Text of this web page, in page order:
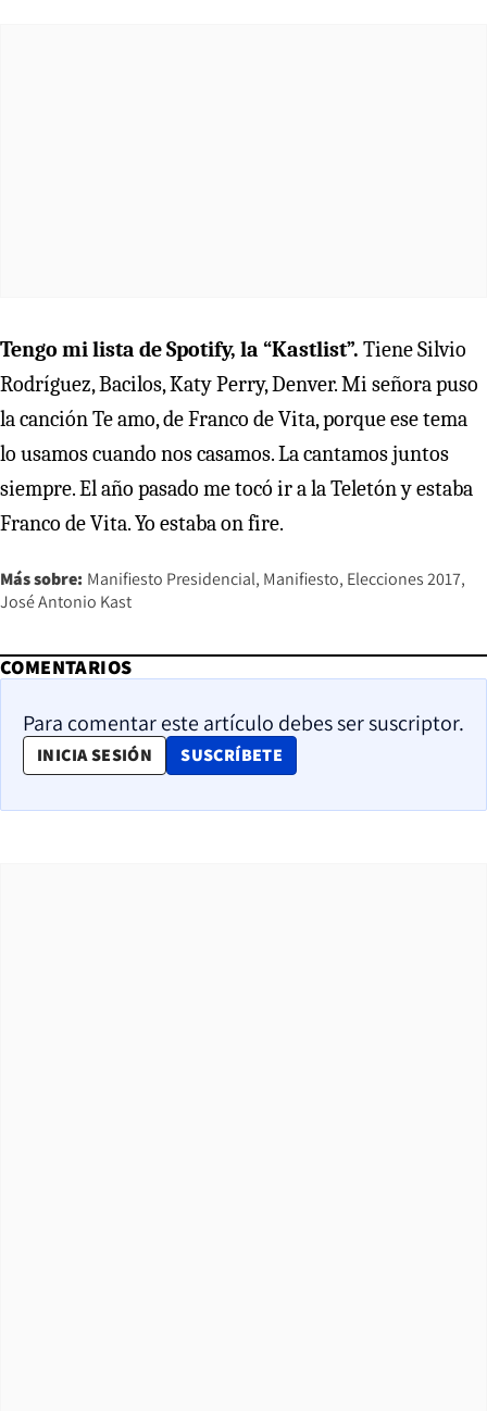
Tengo mi lista de Spotify, la “Kastlist”. Tiene Silvio
Rodríguez, Bacilos, Katy Perry, Denver. Mi señora puso
la canción Te amo, de Franco de Vita, porque ese tema
lo usamos cuando nos casamos. La cantamos juntos
siempre. El año pasado me tocó ir a la Teletón y estaba
Franco de Vita. Yo estaba on fire.
Más sobre: Manifiesto Presidencial Manifiesto Elecciones 2017
José Antonio Kast
COMENTARIOS
Para comentar este artículo debes ser suscriptor.
INICIA SESIÓN SUSCRÍBETE
OPENS IN NEW WINDOW